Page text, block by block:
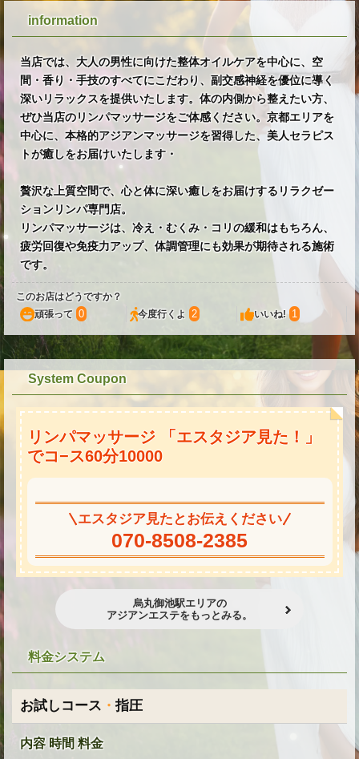
information
当店では、大人の男性に向けた整体オイルケアを中心に、空
間・香り・手技のすべてにこだわり、副交感神経を優位に導く
深いリラックスを提供いたします。体の内側から整えたい方、
ぜひ当店のリンパマッサージをご体感ください。京都エリアを
中心に、本格的アジアンマッサージを習得した、美人セラピス
トが癒しをお届けいたします・
贅沢な上質空間で、心と体に深い癒しをお届けするリラクゼー
ションリンパ専門店。
リンパマッサージは、冷え・むくみ・コリの緩和はもちろん、
疲労回復や免疫力アップ、体調管理にも効果が期待される施術
です。
このお店はどうですか？
頑張って 0 今度行くよ 2 いいね! 1
System Coupon
リンパマッサージ 「エスタジア見た！」
でコ−ス60分10000
エスタジア見たとお伝えください
070-8508-2385
烏丸御池駅エリアの
アジアンエステをもっとみる。
料金システム
お試しコース ・ 指圧
内容 時間 料金